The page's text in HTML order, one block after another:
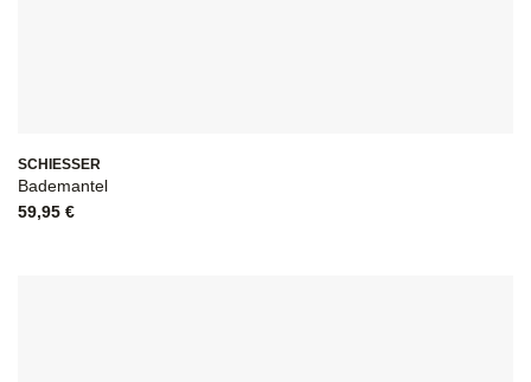
SCHIESSER
Bademantel
59,95 €